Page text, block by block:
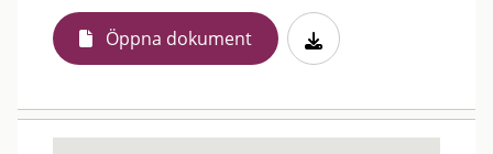
Öppna dokument